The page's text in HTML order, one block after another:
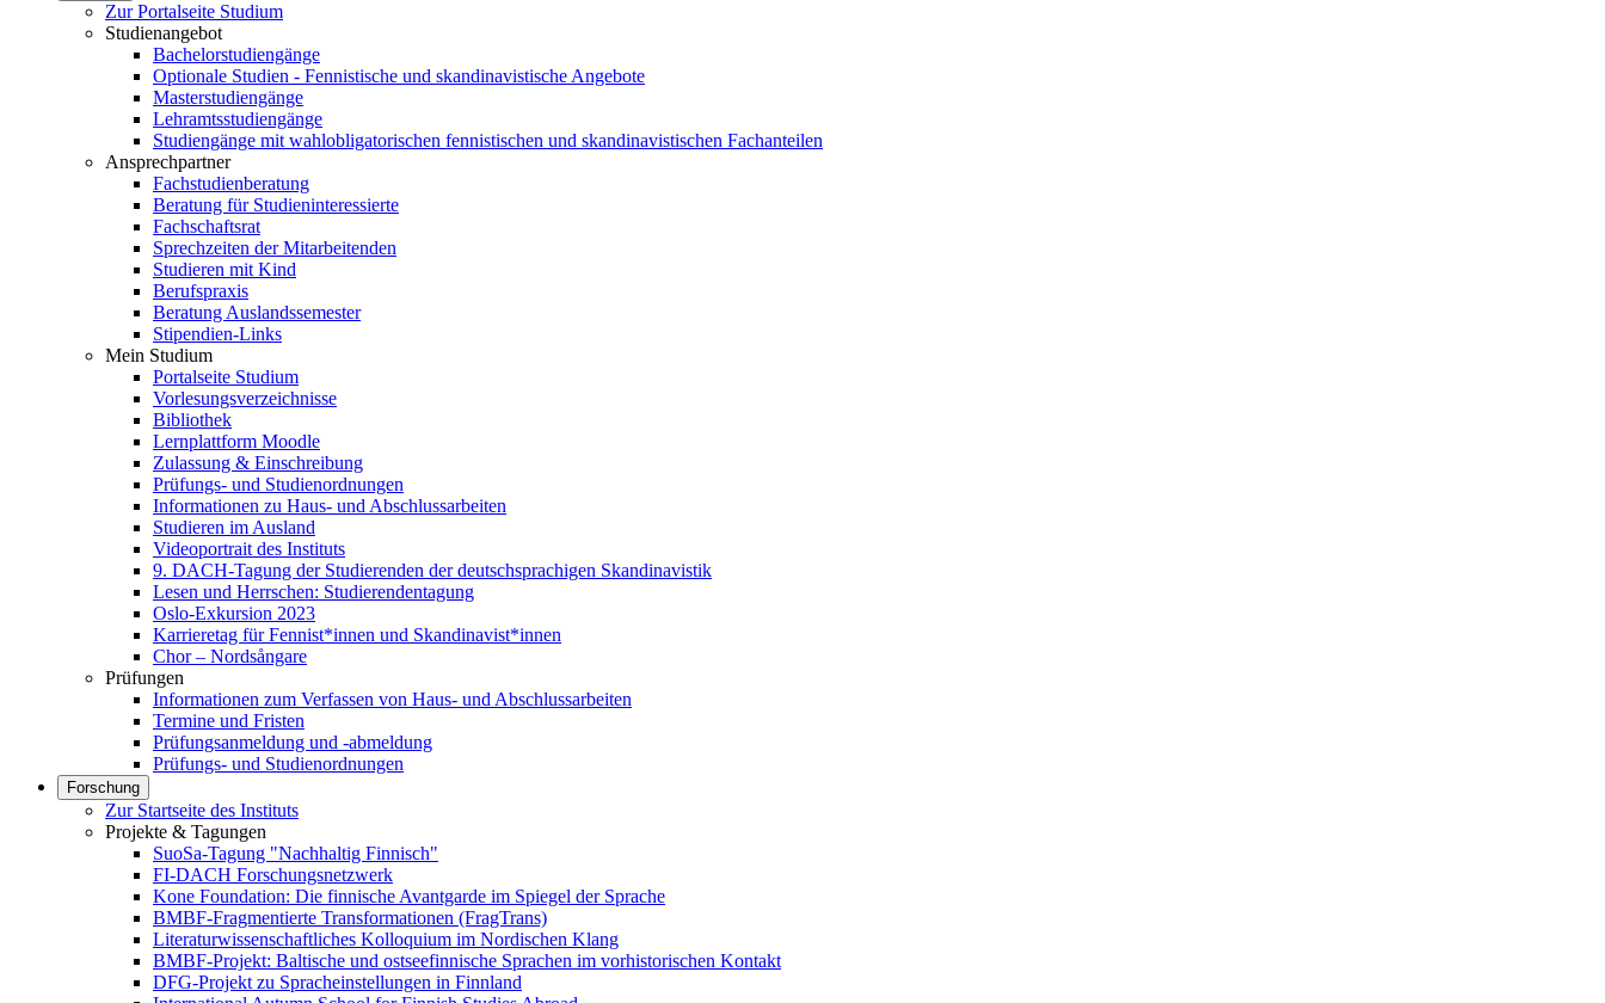
Zur Portalseite Studium
Studienangebot
Bachelorstudiengänge
Optionale Studien - Fennistische und skandinavistische Angebote
Masterstudiengänge
Lehramtsstudiengänge
Studiengänge mit wahlobligatorischen fennistischen und skandinavistischen Fachanteilen
Ansprechpartner
Fachstudienberatung
Beratung für Studieninteressierte
Fachschaftsrat
Sprechzeiten der Mitarbeitenden
Studieren mit Kind
Berufspraxis
Beratung Auslandssemester
Stipendien-Links
Mein Studium
Portalseite Studium
Vorlesungsverzeichnisse
Bibliothek
Lernplattform Moodle
Zulassung & Einschreibung
Prüfungs- und Studienordnungen
Informationen zu Haus- und Abschlussarbeiten
Studieren im Ausland
Videoportrait des Instituts
9. DACH-Tagung der Studierenden der deutschsprachigen Skandinavistik
Lesen und Herrschen: Studierendentagung
Oslo-Exkursion 2023
Karrieretag für Fennist*innen und Skandinavist*innen
Chor – Nordsångare
Prüfungen
Informationen zum Verfassen von Haus- und Abschlussarbeiten
Termine und Fristen
Prüfungsanmeldung und -abmeldung
Prüfungs- und Studienordnungen
Forschung
Zur Startseite des Instituts
Projekte & Tagungen
SuoSa-Tagung "Nachhaltig Finnisch"
FI-DACH Forschungsnetzwerk
Kone Foundation: Die finnische Avantgarde im Spiegel der Sprache
BMBF-Fragmentierte Transformationen (FragTrans)
Literaturwissenschaftliches Kolloquium im Nordischen Klang
BMBF-Projekt: Baltische und ostseefinnische Sprachen im vorhistorischen Kontakt
DFG-Projekt zu Spracheinstellungen in Finnland